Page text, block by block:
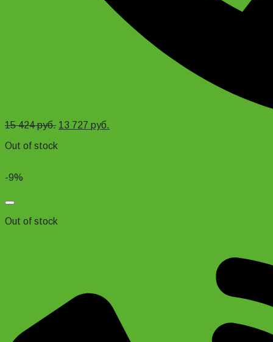
15 424руб. 13 727 руб.
Out of stock
-9%
Out of stock